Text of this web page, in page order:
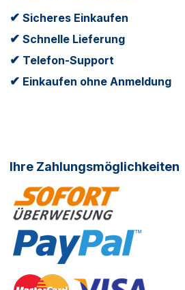
✔ Sicheres Einkaufen
✔ Schnelle Lieferung
✔ Telefon-Support
✔ Einkaufen ohne Anmeldung
Ihre Zahlungsmöglichkeiten